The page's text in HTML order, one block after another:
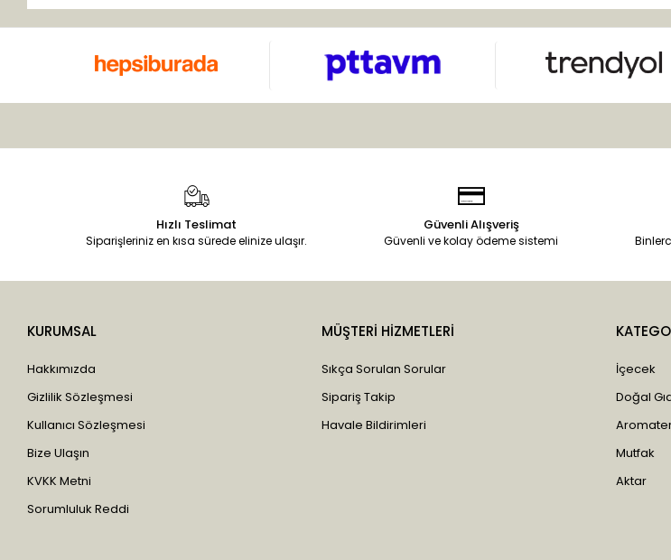
Hızlı Teslimat
Siparişleriniz en kısa sürede elinize ulaşır.
Güvenli Alışveriş
Güvenli ve kolay ödeme sistemi
KURUMSAL
Hakkımızda
Gizlilik Sözleşmesi
Kullanıcı Sözleşmesi
Bize Ulaşın
KVKK Metni
Sorumluluk Reddi
MÜŞTERİ HİZMETLERİ
Sıkça Sorulan Sorular
Sipariş Takip
Havale Bildirimleri
İçecek
Doğal
Mutfak
Aktar